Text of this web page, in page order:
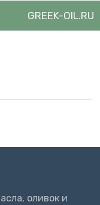
GREEK-OIL.RU
оливок и